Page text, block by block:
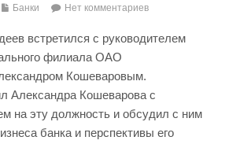
Банки Нет комментариев
встретился с руководителем
филиала ОАО
Кошеваровым.
Александра Кошеварова с
на эту должность и обсудил с ним
банка и перспективы его